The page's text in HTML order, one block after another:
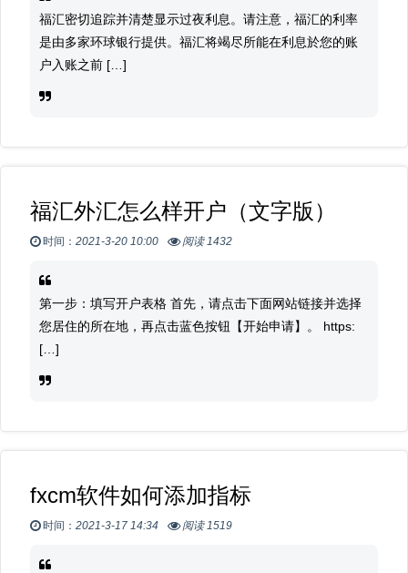
福汇密切追踪并清楚显示过夜利息。请注意，福汇的利率
是由多家环球银行提供。福汇将竭尽所能在利息於您的账
户入账之前 […]
福汇外汇怎么样开户（文字版）
时间： 2021-3-20 10:00 阅读 1432
第一步：填写开户表格 首先，请点击下面网站链接并选择
您居住的所在地，再点击蓝色按钮【开始申请】。 https:
[…]
fxcm软件如何添加指标
时间： 2021-3-17 14:34 阅读 1519